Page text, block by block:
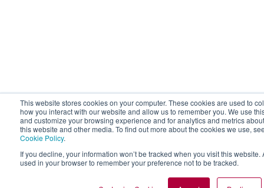
This website stores cookies on your computer. These cookies are used to
how you interact with our website and allow us to remember you. We use
and customize your browsing experience and for analytics and metrics
this website and other media. To find out more about the cookies we use,
Cookie Policy.
If you decline, your information won’t be tracked when you visit this
used in your browser to remember your preference not to be tracked.